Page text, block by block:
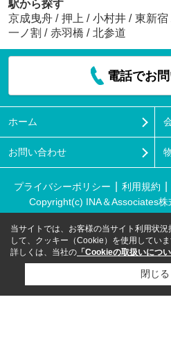
駅から探す
京成曳舟 / 押上 / 小村井 / 東新宿
一ノ割 / 赤羽橋 / 北参道
電話でお
ホーム
お問い合わせ
プライバシーポリシー 利用規約
Copyright(c) INA＆Associates株
当サイトでは、お客様の当サイト利用状
して、クッキー（Cookie）を使用していま
詳しくは、当社の 「Cookieの取扱いについ
閉じる